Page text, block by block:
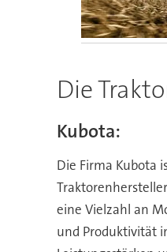
Die
Kubota:
Die Firma Kubota
eine Vielzahl an
und Produktivität